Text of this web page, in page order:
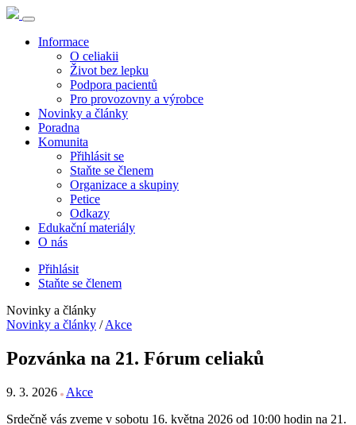
Informace
O celiakii
Život bez lepku
Podpora pacientů
Pro provozovny a výrobce
Novinky a články
Poradna
Komunita
Přihlásit se
Staňte se členem
Organizace a skupiny
Petice
Odkazy
Edukační materiály
O nás
Přihlásit
Staňte se členem
Novinky a články
Novinky a články / Akce
Pozvánka na 21. Fórum celiaků
9. 3. 2026
Akce
Srdečně vás zveme v sobotu 16. května 2026 od 10:00 hodin na 21.